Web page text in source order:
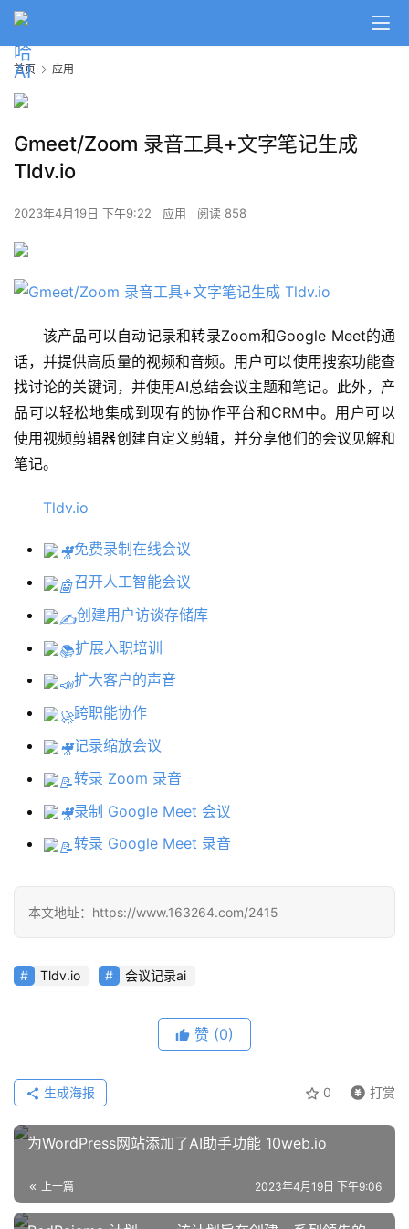
I
日
报
开
程
型
报
首页 应用
Gmeet/Zoom 录音工具+文字笔记生成
Tldv.io
2023年4月19日 下午9:22 应用 阅读 858
该产品可以自动记录和转录Zoom和Google Meet的通
话，并提供高质量的视频和音频。用户可以使用搜索功能查
找讨论的关键词，并使用AI总结会议主题和笔记。此外，产
品可以轻松地集成到现有的协作平台和CRM中。用户可以
使用视频剪辑器创建自定义剪辑，并分享他们的会议见解和
笔记。
Tldv.io
免费录制在线会议
召开人工智能会议
创建用户访谈存储库
扩展入职培训
扩大客户的声音
跨职能协作
记录缩放会议
转录 Zoom 录音
录制 Google Meet 会议
转录 Google Meet 录音
本文地址：https://www.163264.com/2415
Tldv.io 会议记录ai
赞 (0)
0 打赏
生成海报
为WordPress网站添加了AI助手功能 10web.io
上一篇 2023年4月19日 下午9:06